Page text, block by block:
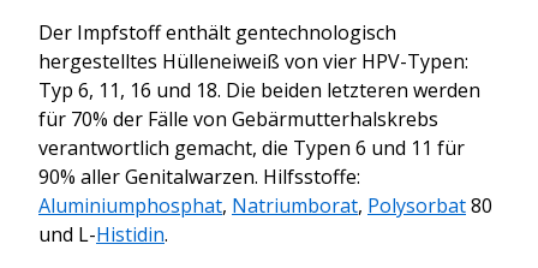
Der Impfstoff enthält gentechnologisch
hergestelltes Hülleneiweiß von vier HPV-Typen:
Typ 6, 11, 16 und 18. Die beiden letzteren werden
für 70% der Fälle von Gebärmutterhalskrebs
verantwortlich gemacht, die Typen 6 und 11 für
90% aller Genitalwarzen. Hilfsstoffe:
Aluminiumphosphat, Natriumborat, Polysorbat80
und L-Histidin.